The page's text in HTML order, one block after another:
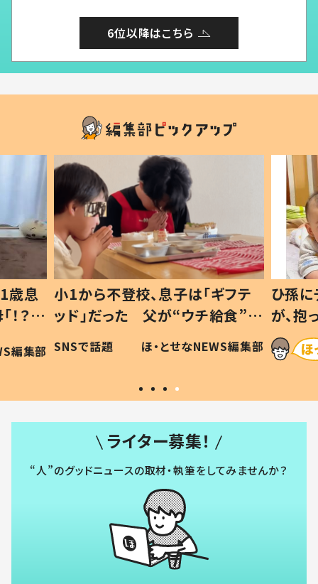
6位以降はこちら
歳息
？」
編集部
小1から不登校、息子は「ギフテ
ッド」だった 父が“ウチ給食”を
作り続ける理由とは #令和の親
#令和の子
SNSで話題 ほ・とせなNEWS編集部
ひ孫
が、
「涙が
い」
ライター募集！
“人”のグッドニュースの取材・執筆をしてみませんか？